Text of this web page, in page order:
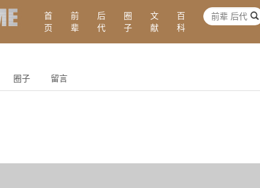
首
页
前
辈
后
代
圈
子
文
献
百
科
圈子 留言